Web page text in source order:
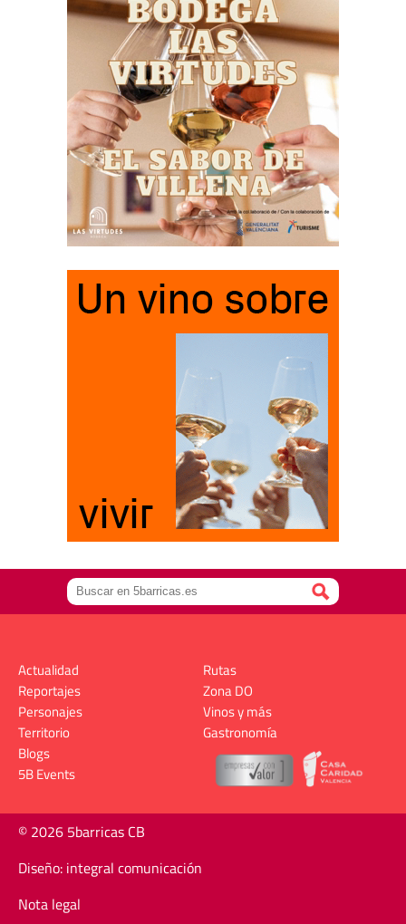
Actualidad
Reportajes
Personajes
Territorio
Rutas
Zona DO
Vinos y más
Gastronomía
Blogs
5B Events
© 2026 5barricas CB
Diseño: integral comunicación
Nota legal